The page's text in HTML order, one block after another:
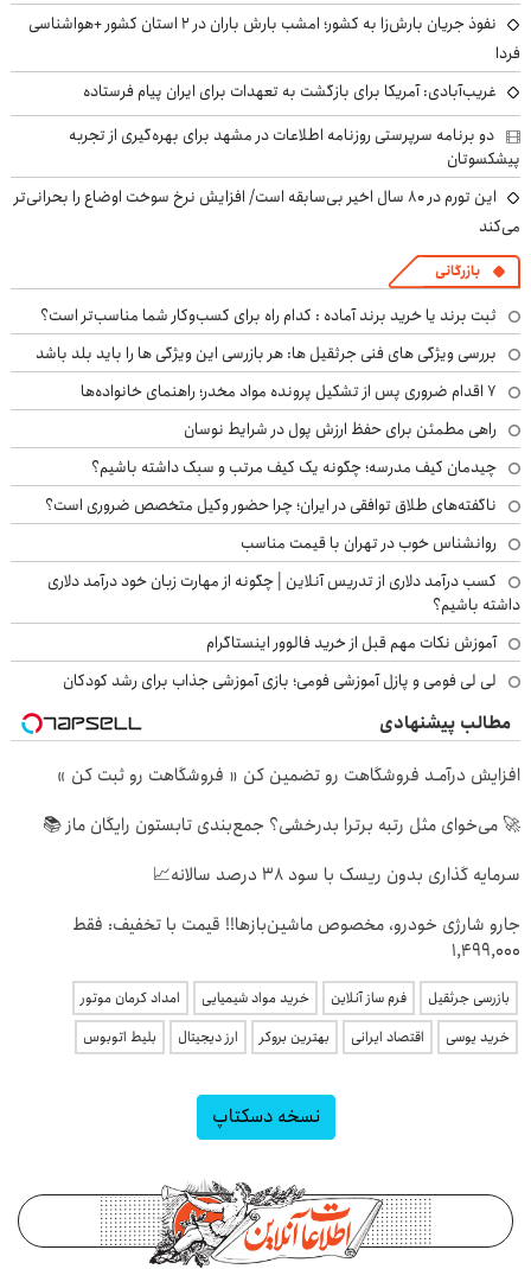
نفوذ جریان بارش‌زا به کشور؛ امشب بارش باران در ۲ استان کشور +هواشناسی
فردا
غریب‌آبادی: آمریکا برای بازگشت به تعهدات برای ایران پیام فرستاده
دو برنامه سرپرستی روزنامه اطلاعات در مشهد برای بهره‌گیری از تجربه
پیشکسوتان
این تورم در ۸۰ سال اخیر بی‌سابقه است/ افزایش نرخ سوخت اوضاع را بحرانی‌تر
می‌کند
بازرگانی
ثبت برند یا خرید برند آماده : کدام راه برای کسب‌وکار شما مناسب‌تر است؟
بررسی ویژگی های فنی جرثقیل ها: هر بازرسی این ویژگی ها را باید بلد باشد
۷ اقدام ضروری پس از تشکیل پرونده مواد مخدر؛ راهنمای خانواده‌ها
راهی مطمئن برای حفظ ارزش پول در شرایط نوسان
چیدمان کیف مدرسه؛ چگونه یک کیف مرتب و سبک داشته باشیم؟
ناگفته‌های طلاق توافقی در ایران؛ چرا حضور وکیل متخصص ضروری است؟
روانشناس خوب در تهران با قیمت مناسب
کسب درآمد دلاری از تدریس آنلاین | چگونه از مهارت زبان خود درآمد دلاری
داشته باشیم؟
آموزش نکات مهم قبل از خرید فالوور اینستاگرام
لی لی فومی و پازل آموزشی فومی؛ بازی آموزشی جذاب برای رشد کودکان
مطالب پیشنهادی
افزایش درآمـد فروشگاهت رو تضمین کن « فروشگاهت رو ثبت کن »
🚀 می‌خوای مثل رتبه برترا بدرخشی؟ جمع‌بندی تابستون رایگان ماز 📚
سرمایه گذاری بدون ریسک با سود 38 درصد سالانه📈
جارو شارژی خودرو، مخصوص ماشین‌باز‌ها!! قیمت با تخفیف: فقط
1,499,000
بازرسی جرثقیل فرم ساز آنلاین خرید مواد شیمیایی
امداد کرمان موتور
خرید یوسی
اقتصاد ایرانی بهترین بروکر ارز دیجیتال بلیط اتوبوس
نسخه دسکتاپ